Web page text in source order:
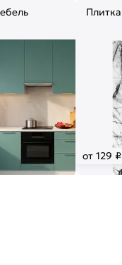
Плитка
от 129 ₽